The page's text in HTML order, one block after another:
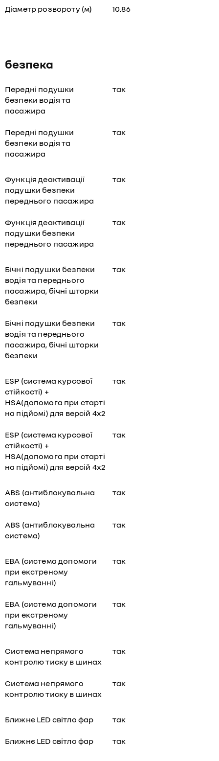
Діаметр розвороту (м) 10.86
безпека
Передні подушки
безпеки водія та
пасажира
так
Передні подушки
безпеки водія та
пасажира
так
Функція деактивації
подушки безпеки
переднього пасажира
так
Функція деактивації
подушки безпеки
переднього пасажира
так
Бічні подушки безпеки
водія та переднього
пасажира, бічні шторки
безпеки
так
Бічні подушки безпеки
водія та переднього
пасажира, бічні шторки
безпеки
так
ESP (система курсової
стійкості) +
HSA(допомога при старті
на підйомі) для версій 4х2
так
ESP (система курсової
стійкості) +
HSA(допомога при старті
на підйомі) для версій 4х2
так
ABS (антиблокувальна
система)
так
ABS (антиблокувальна
система)
так
EBA (система допомоги
при екстреному
гальмуванні)
так
EBA (система допомоги
при екстреному
гальмуванні)
так
Система непрямого
контролю тиску в шинах
так
Система непрямого
контролю тиску в шинах
так
Ближнє LED світло фар так
Ближнє LED світло фар так